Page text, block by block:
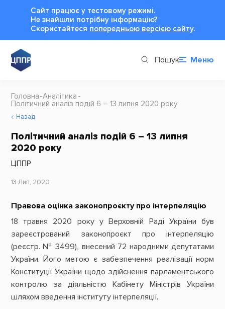
Сайт працює у тестовому режимі.
Не знайшли потрібну інформацію?
Cкористайтеся попередньою версією сайту.
Пошук Меню
Головна Аналітика
Політичний аналіз подій 6 – 13 липня 2020 року
Назад
Політичний аналіз подій 6 – 13 липня
2020 року
ЦППР
13 Лип, 2020
Правова оцінка законопроєкту про інтерпеляцію
18 травня 2020 року у Верховній Раді України був
зареєстрований законопроєкт про інтерпеляцію
(реєстр. № 3499), внесений 72 народними депутатами
України. Його метою є забезпечення реалізації норм
Конституції України щодо здійснення парламентського
контролю за діяльністю Кабінету Міністрів України
шляхом введення інституту інтерпеляції.